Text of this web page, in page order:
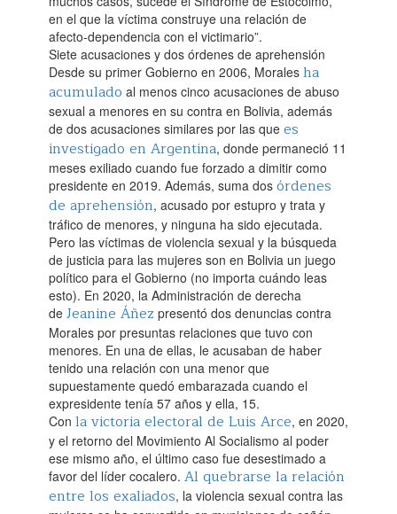
en el que la víctima construye una relación de
afecto-dependencia con el victimario”.
Siete acusaciones y dos órdenes de aprehensión
Desde su primer Gobierno en 2006, Morales ha
acumulado al menos cinco acusaciones de abuso
sexual a menores en su contra en Bolivia, además
de dos acusaciones similares por las que es
investigado en Argentina, donde permaneció 11
meses exiliado cuando fue forzado a dimitir como
presidente en 2019. Además, suma dos órdenes
de aprehensión, acusado por estupro y trata y
tráfico de menores, y ninguna ha sido ejecutada.‌
Pero las víctimas de violencia sexual y la búsqueda
de justicia para las mujeres son en Bolivia un juego
político para el Gobierno (no importa cuándo leas
esto). En 2020, la Administración de derecha
de Jeanine Áñez presentó dos denuncias contra
Morales por presuntas relaciones que tuvo con
menores. En una de ellas, le acusaban de haber
tenido una relación con una menor que
supuestamente quedó embarazada cuando el
expresidente tenía 57 años y ella, 15.‌
Con la victoria electoral de Luis Arce, en 2020,
y el retorno del Movimiento Al Socialismo al poder
ese mismo año, el último caso fue desestimado a
favor del líder cocalero. Al quebrarse la relación
entre los exaliados, la violencia sexual contra las